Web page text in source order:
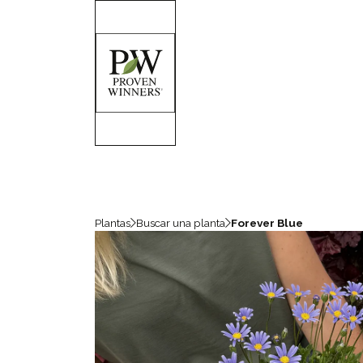
Plantas Buscar una planta Forever Blue